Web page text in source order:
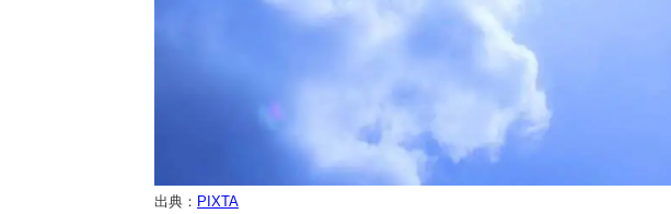
出典： PIXTA